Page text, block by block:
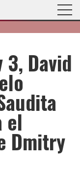
David
el
Dmitry